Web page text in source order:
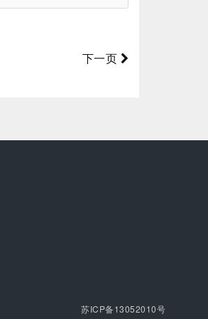
下一页
苏ICP备13052010号